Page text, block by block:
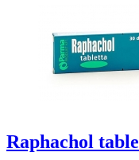
Raphachol